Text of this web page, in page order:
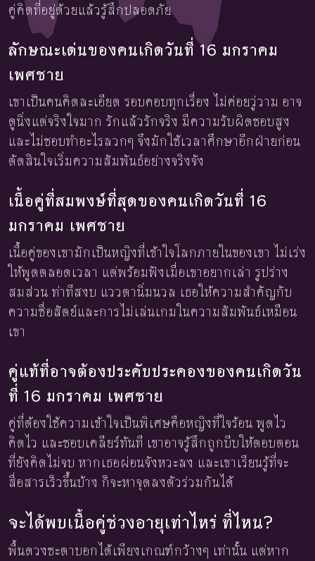
คู่คิดที่อยู่ด้วยแล้วรู้สึกปลอดภัย
ลักษณะเด่นของคนเกิดวันที่ 16 มกราคม
เพศชาย
เขาเป็นคนคิดละเอียด รอบคอบทุกเรื่อง ไม่ค่อยวู่วาม อาจ
ดูนิ่งแต่จริงใจมาก รักแล้วรักจริง มีความรับผิดชอบสูง
และไม่ชอบทำอะไรลวกๆ จึงมักใช้เวลาศึกษาอีกฝ่ายก่อน
ตัดสินใจเริ่มความสัมพันธ์อย่างจริงจัง
เนื้อคู่ที่สมพงษ์ที่สุดของคนเกิดวันที่ 16
มกราคม เพศชาย
เนื้อคู่ของเขามักเป็นหญิงที่เข้าใจโลกภายในของเขา ไม่เร่ง
ให้พูดตลอดเวลา แต่พร้อมฟังเมื่อเขาอยากเล่า รูปร่าง
สมส่วน ท่าทีสงบ แววตานิ่มนวล เธอให้ความสำคัญกับ
ความซื่อสัตย์และการไม่เล่นเกมในความสัมพันธ์เหมือน
เขา
คู่แท้ที่อาจต้องประคับประคองของคนเกิดวัน
ที่ 16 มกราคม เพศชาย
คู่ที่ต้องใช้ความเข้าใจเป็นพิเศษคือหญิงที่ใจร้อน พูดไว
คิดไว และชอบเคลียร์ทันที เขาอาจรู้สึกถูกบีบให้ตอบตอน
ที่ยังคิดไม่จบ หากเธอผ่อนจังหวะลง และเขาเรียนรู้ที่จะ
สื่อสารเร็วขึ้นบ้าง ก็จะหาจุดลงตัวร่วมกันได้
จะได้พบเนื้อคู่ช่วงอายุเท่าไหร่ ที่ไหน?
พื้นดวงชะตาบอกได้เพียงเกณฑ์กว้างๆ เท่านั้น แต่หาก